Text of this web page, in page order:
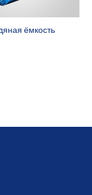
ёмкость